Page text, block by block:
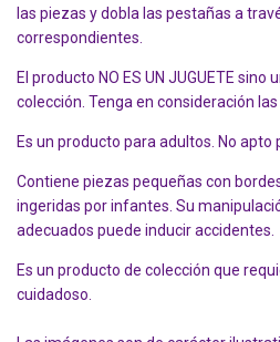
las piezas y dobla las pestañas a
correspondientes.
El producto NO ES UN JUGUETE
colección. Tenga en consideración
Es un producto para adultos. No apto
Contiene piezas pequeñas con
ingeridas por infantes. Su
adecuados puede inducir accidentes.
Es un producto de colección que
cuidadoso.